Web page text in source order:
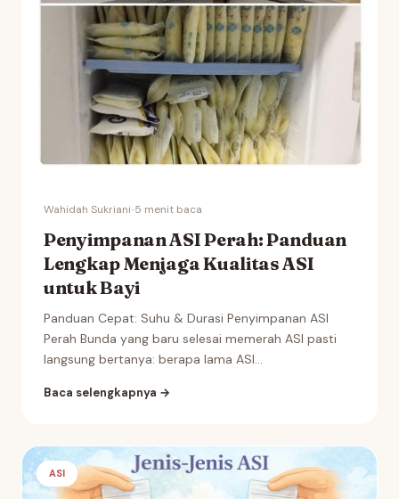
Wahidah Sukriani··5 menit baca
Penyimpanan ASI Perah: Panduan
Lengkap Menjaga Kualitas ASI
untuk Bayi
Panduan Cepat: Suhu & Durasi Penyimpanan ASI
Perah Bunda yang baru selesai memerah ASI pasti
langsung bertanya: berapa lama ASI...
Baca selengkapnya →
ASI